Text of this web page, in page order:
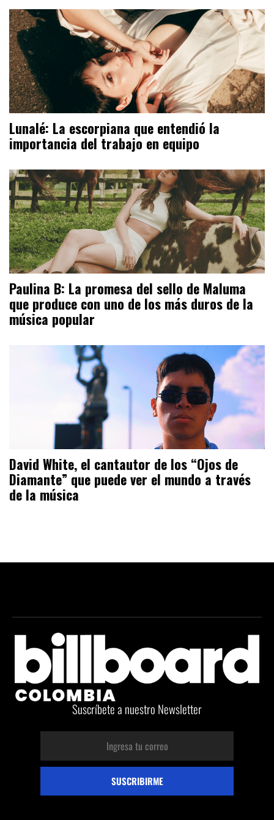
Lunalé: La escorpiana que entendió la
importancia del trabajo en equipo
Paulina B: La promesa del sello de Maluma
que produce con uno de los más duros de la
música popular
David White, el cantautor de los “Ojos de
Diamante” que puede ver el mundo a través
de la música
Suscríbete a nuestro Newsletter